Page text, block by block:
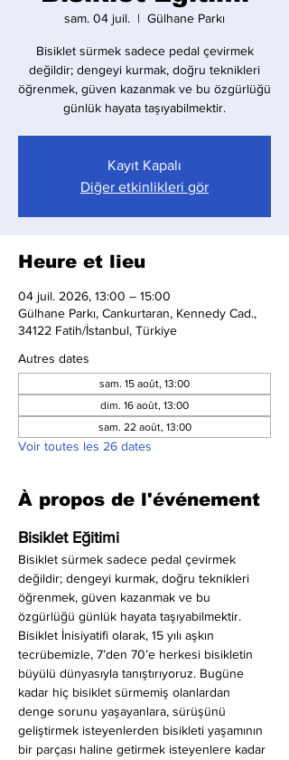
sam. 04 juil.
  |
Gülhane Parkı
Bisiklet sürmek sadece pedal çevirmek
değildir; dengeyi kurmak, doğru teknikleri
öğrenmek, güven kazanmak ve bu özgürlüğü
günlük hayata taşıyabilmektir.
Kayıt Kapalı
Diğer etkinlikleri gör
Heure et lieu
04 juil. 2026, 13:00 – 15:00
Gülhane Parkı, Cankurtaran, Kennedy Cad.,
34122 Fatih/İstanbul, Türkiye
Autres dates
sam. 15 août, 13:00
dim. 16 août, 13:00
sam. 22 août, 13:00
Voir toutes les 26 dates
À propos de l'événement
Bisiklet Eğitimi
Bisiklet sürmek sadece pedal çevirmek
değildir; dengeyi kurmak, doğru teknikleri
öğrenmek, güven kazanmak ve bu
özgürlüğü günlük hayata taşıyabilmektir.
Bisiklet İnisiyatifi olarak, 15 yılı aşkın
tecrübemizle, 7’den 70’e herkesi bisikletin
büyülü dünyasıyla tanıştırıyoruz. Bugüne
kadar hiç bisiklet sürmemiş olanlardan
denge sorunu yaşayanlara, sürüşünü
geliştirmek isteyenlerden bisikleti yaşamının
bir parçası haline getirmek isteyenlere kadar